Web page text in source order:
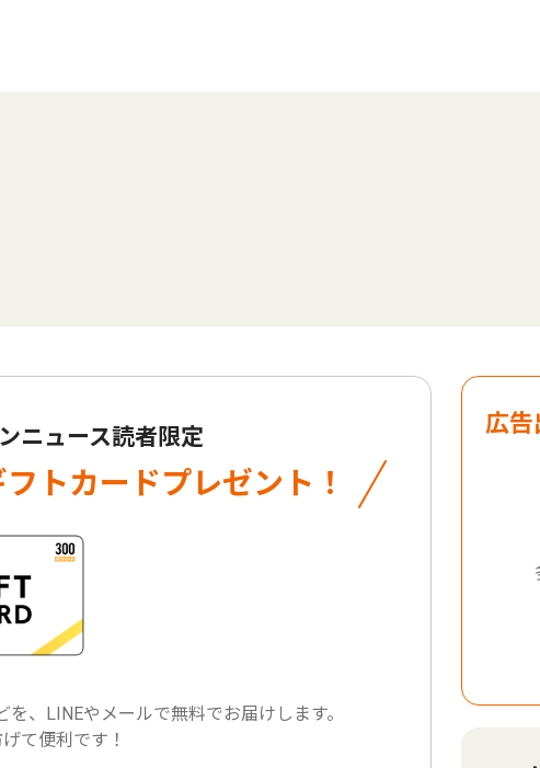
ニュース読者限定
トカードプレゼント！
を、LINEやメールで無料でお届けします。
て便利です！
広告